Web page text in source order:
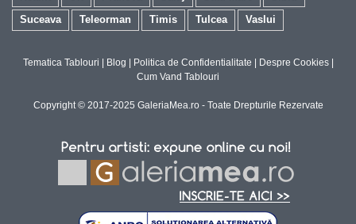
Suceava
Teleorman Timis Tulcea Vaslui
Tematica Tablouri Blog Politica de Confidentialitate Despre Cookies|
Cum Vand Tablouri
Copyright © 2017-2025 GaleriaMea.ro - Toate Drepturile Rezervate